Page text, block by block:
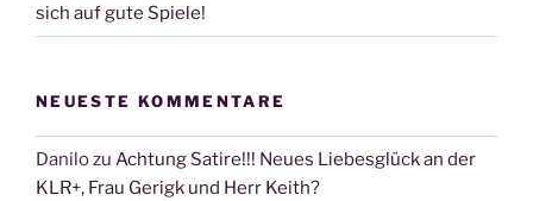
sich auf gute Spiele!
NEUESTE KOMMENTARE
Danilozu Achtung Satire!!! Neues Liebesglück an der
KLR+, Frau Gerigk und Herr Keith?